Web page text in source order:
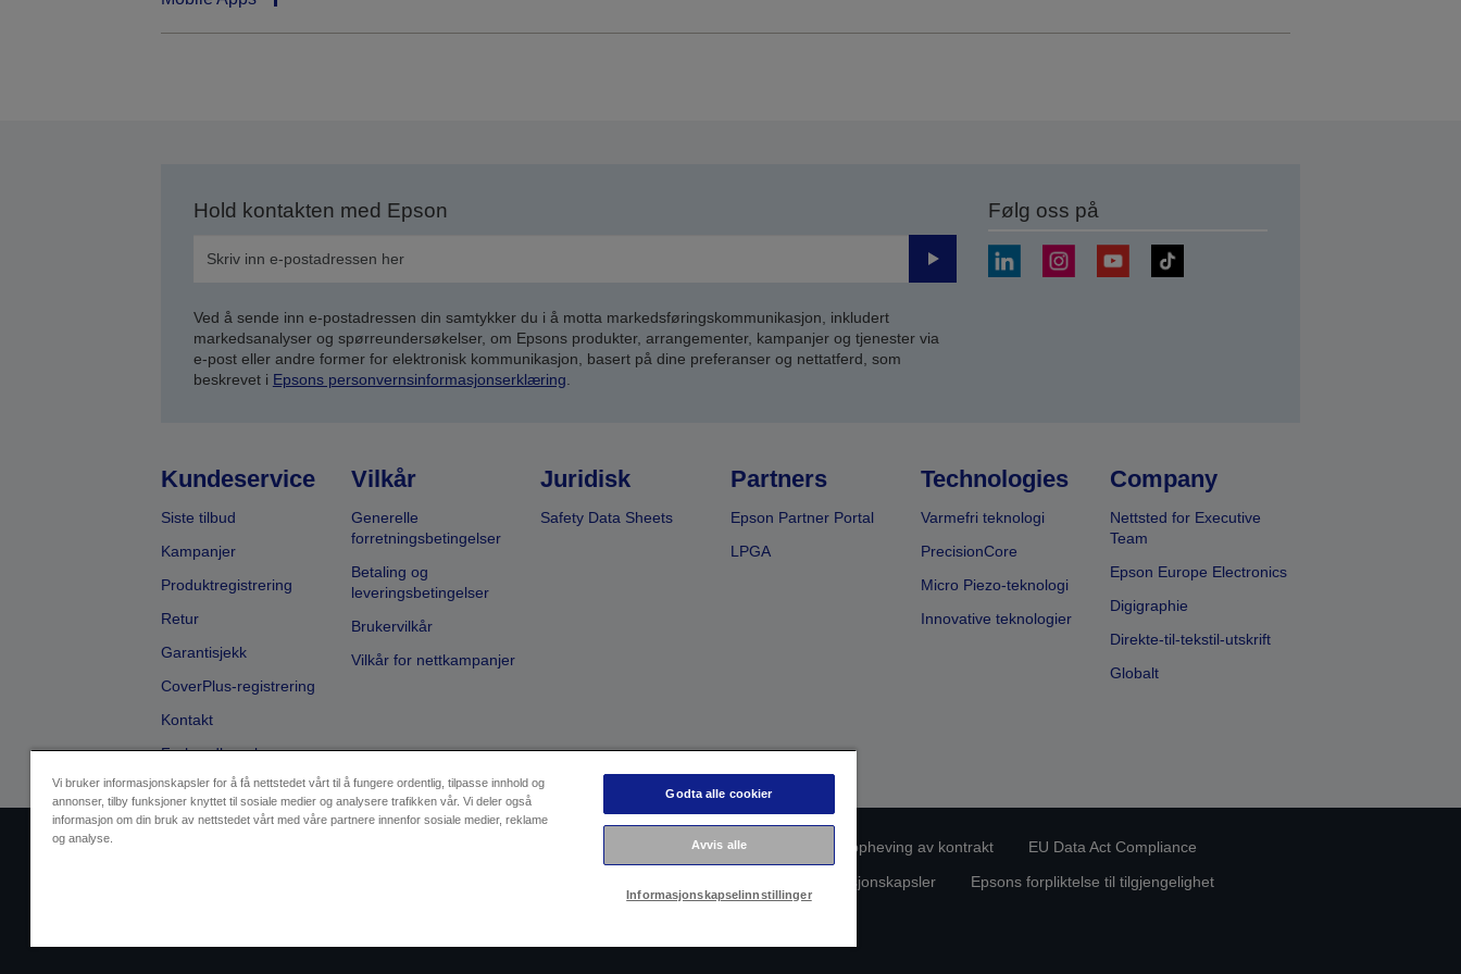
Hold kontakten med Epson
Send
Ved å sende inn e-postadressen din samtykker du i å motta markedsføringskommunikasjon, inkludert
markedsanalyser og spørreundersøkelser, om Epsons produkter, arrangementer, kampanjer og tjenester via
e-post eller andre former for elektronisk kommunikasjon, basert på dine preferanser og nettatferd, som
beskrevet i Epsons personvernsinformasjonserklæring.
Følg oss på
Kundeservice
Siste tilbud
Kampanjer
Produktregistrering
Retur
Garantisjekk
CoverPlus-registrering
Kontakt
Forhandlersøk
Vilkår
Generelle
forretningsbetingelser
Betaling og
leveringsbetingelser
Brukervilkår
Vilkår for nettkampanjer
Juridisk
Safety Data Sheets
Partners
Epson Partner Portal
LPGA
Technologies
Varmefri teknologi
PrecisionCore
Micro Piezo-teknologi
Innovative teknologier
Company
Nettsted for Executive
Team
Epson Europe Electronics
Digigraphie
Direkte-til-tekstil-utskrift
Globalt
Personvernerklæring Oppheving av kontrakt
EU Data Act Compliance
Informasjon om informasjonskapsler Epsons forpliktelse til tilgjengelighet
Vi bruker informasjonskapsler for å få nettstedet vårt til å fungere ordentlig, tilpasse innhold og
annonser, tilby funksjoner knyttet til sosiale medier og analysere trafikken vår. Vi deler også
informasjon om din bruk av nettstedet vårt med våre partnere innenfor sosiale medier, reklame
og analyse.
Godta alle cookier
Avvis alle
Informasjonskapselinnstillinger